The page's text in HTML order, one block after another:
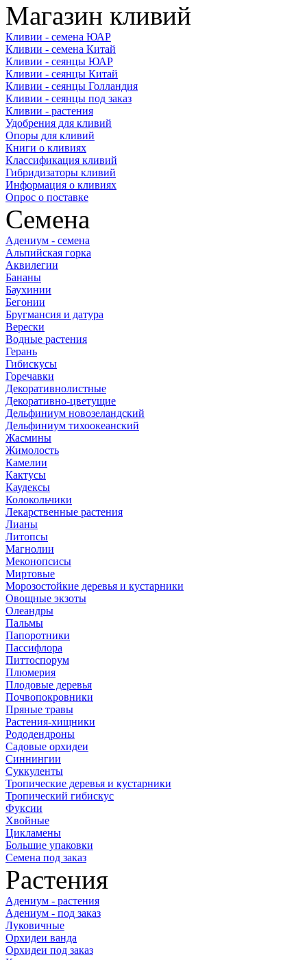
Магазин кливий
Кливии - семена ЮАР
Кливии - семена Китай
Кливии - сеянцы ЮАР
Кливии - сеянцы Китай
Кливии - сеянцы Голландия
Кливии - сеянцы под заказ
Кливии - растения
Удобрения для кливий
Опоры для кливий
Книги о кливиях
Классификация кливий
Гибридизаторы кливий
Информация о кливиях
Опрос о поставке
Семена
Адениум - семена
Альпийская горка
Аквилегии
Бананы
Баухинии
Бегонии
Бругмансия и датура
Верески
Водные растения
Герань
Гибискусы
Горечавки
Декоративнолистные
Декоративно-цветущие
Дельфиниум новозеландский
Дельфиниум тихоокеанский
Жасмины
Жимолость
Камелии
Кактусы
Каудексы
Колокольчики
Лекарственные растения
Лианы
Литопсы
Магнолии
Меконопсисы
Миртовые
Морозостойкие деревья и кустарники
Овощные экзоты
Олеандры
Пальмы
Папоротники
Пассифлора
Питтоспорум
Плюмерия
Плодовые деревья
Почвопокровники
Пряные травы
Растения-хищники
Рододендроны
Садовые орхидеи
Синнингии
Суккуленты
Тропические деревья и кустарники
Тропический гибискус
Фуксии
Хвойные
Цикламены
Большие упаковки
Семена под заказ
Растения
Адениум - растения
Адениум - под заказ
Луковичные
Орхидеи ванда
Орхидеи под заказ